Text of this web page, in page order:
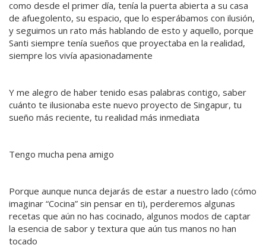
como desde el primer día, tenía la puerta abierta a su casa
de afuegolento, su espacio, que lo esperábamos con ilusión,
y seguimos un rato más hablando de esto y aquello, porque
Santi siempre tenía sueños que proyectaba en la realidad,
siempre los vivía apasionadamente
Y me alegro de haber tenido esas palabras contigo, saber
cuánto te ilusionaba este nuevo proyecto de Singapur, tu
sueño más reciente, tu realidad más inmediata
Tengo mucha pena amigo
Porque aunque nunca dejarás de estar a nuestro lado (cómo
imaginar “Cocina” sin pensar en ti), perderemos algunas
recetas que aún no has cocinado, algunos modos de captar
la esencia de sabor y textura que aún tus manos no han
tocado